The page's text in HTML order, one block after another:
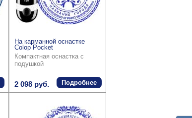
На карманной оснастке
Colop Pocket
Компактная оснастка с
подушкой
2 098 руб. Подробнее